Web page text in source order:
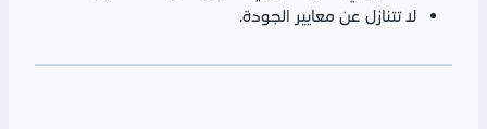
لا تتنازل عن معايير الجودة.